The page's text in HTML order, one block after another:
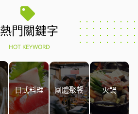
熱門關鍵字
HOT KEYWORD
日式料理 團體聚餐 火鍋